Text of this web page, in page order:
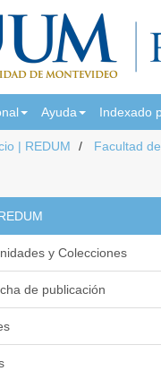
Ayuda Indexado
| REDUM Facultad
y Colecciones
de publicación